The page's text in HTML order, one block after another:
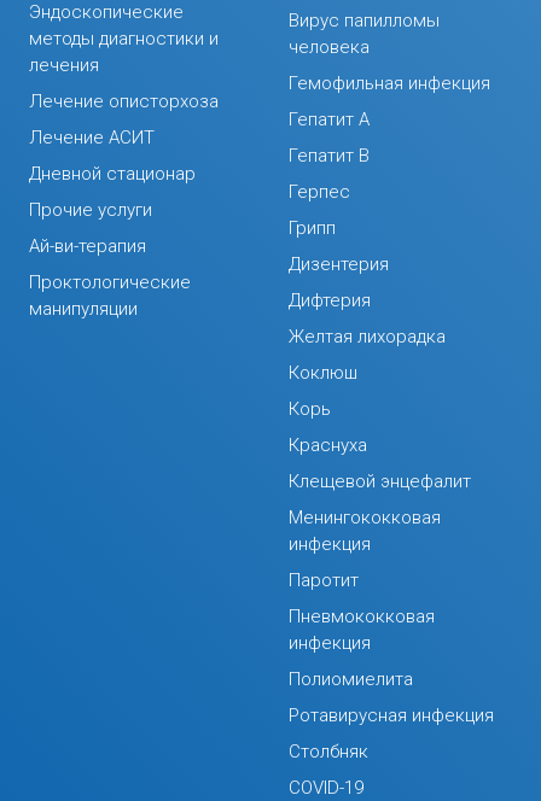
Эндоскопические
методы диагностики и
лечения
Лечение описторхоза
Лечение АСИТ
Дневной стационар
Прочие услуги
Ай-ви-терапия
Проктологические
манипуляции
Вирус папилломы
человека
Гемофильная инфекция
Гепатит А
Гепатит В
Герпес
Грипп
Дизентерия
Дифтерия
Желтая лихорадка
Коклюш
Корь
Краснуха
Клещевой энцефалит
Менингококковая
инфекция
Паротит
Пневмококковая
инфекция
Полиомиелита
Ротавирусная инфекция
Столбняк
COVID-19